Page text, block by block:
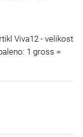
Viva12 - velikost
1 gross =